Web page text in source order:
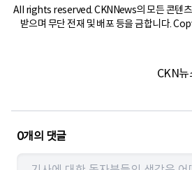
All rights reserved. CKNNews의 모든 콘텐
받으며 무단 전재 및 배포 등을 금합니다.
CKN뉴
0개의 댓글